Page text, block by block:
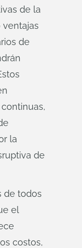
de la
de
la
de
de todos
el
costos,